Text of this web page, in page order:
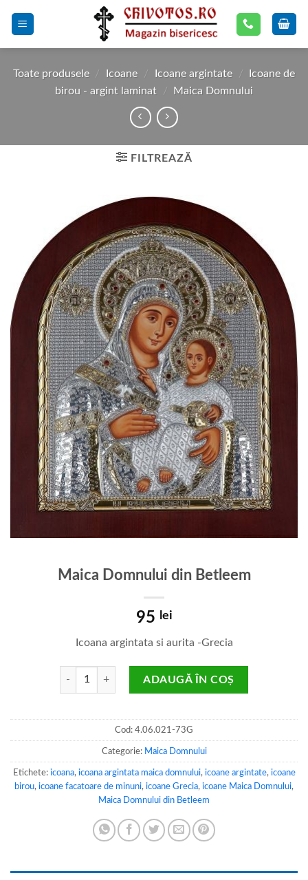
Toate produsele / Icoane / Icoane argintate /
Icoane de
birou - argint laminat
/ Maica Domnului
FILTREAZĂ
Maica Domnului din Betleem
95 lei
Icoana argintata si aurita -Grecia
Cantitate Maica Domnului din Betleem
ADAUGĂ ÎN COȘ
Cod: 4.06.021-73G
Categorie: Maica Domnului
Etichete: icoana, icoana argintata maica domnului, icoane argintate, icoane
birou, icoane facatoare de minuni, icoane Grecia, icoane Maica Domnului,
Maica Domnului din Betleem